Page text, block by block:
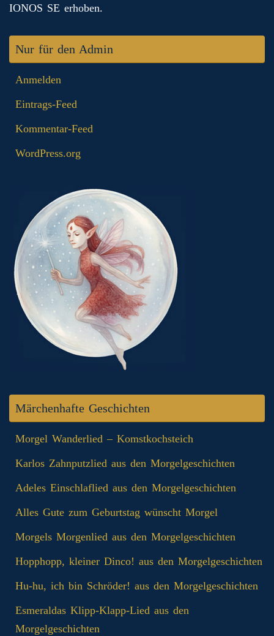
IONOS SE erhoben.
Nur für den Admin
Anmelden
Eintrags-Feed
Kommentar-Feed
WordPress.org
Märchenhafte Geschichten
Morgel Wanderlied – Komstkochsteich
Karlos Zahnputzlied aus den Morgelgeschichten
Adeles Einschlaflied aus den Morgelgeschichten
Alles Gute zum Geburtstag wünscht Morgel
Morgels Morgenlied aus den Morgelgeschichten
Hopphopp, kleiner Dinco! aus den Morgelgeschichten
Hu-hu, ich bin Schröder! aus den Morgelgeschichten
Esmeraldas Klipp‑Klapp‑Lied aus den
Morgelgeschichten